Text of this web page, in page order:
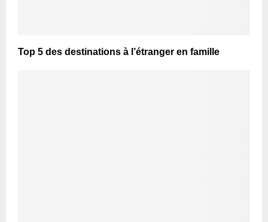
Top 5 des destinations à l’étranger en famille